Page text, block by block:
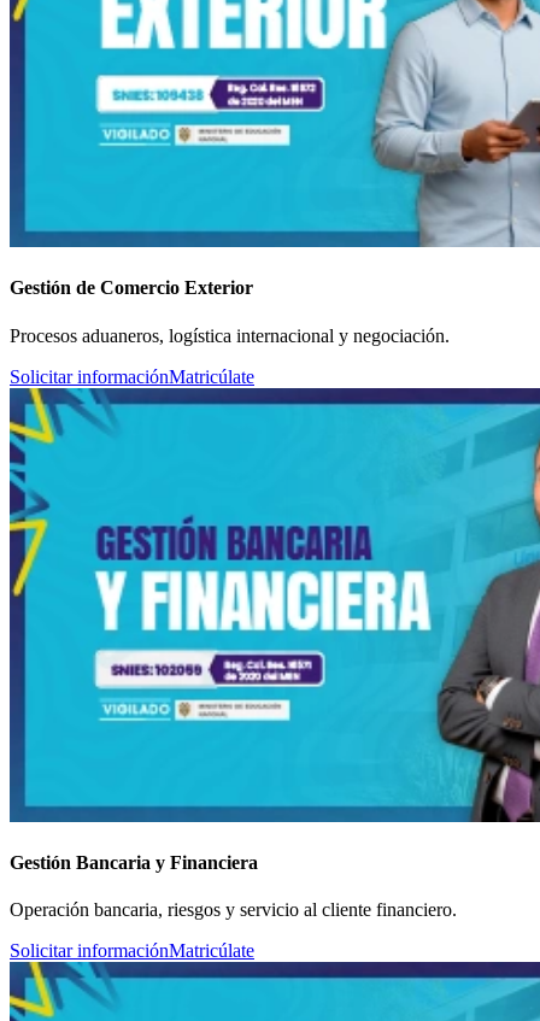
Gestión de Comercio Exterior
Procesos aduaneros, logística internacional y negociación.
Solicitar informaciónMatricúlate
Gestión Bancaria y Financiera
Operación bancaria, riesgos y servicio al cliente financiero.
Solicitar informaciónMatricúlate